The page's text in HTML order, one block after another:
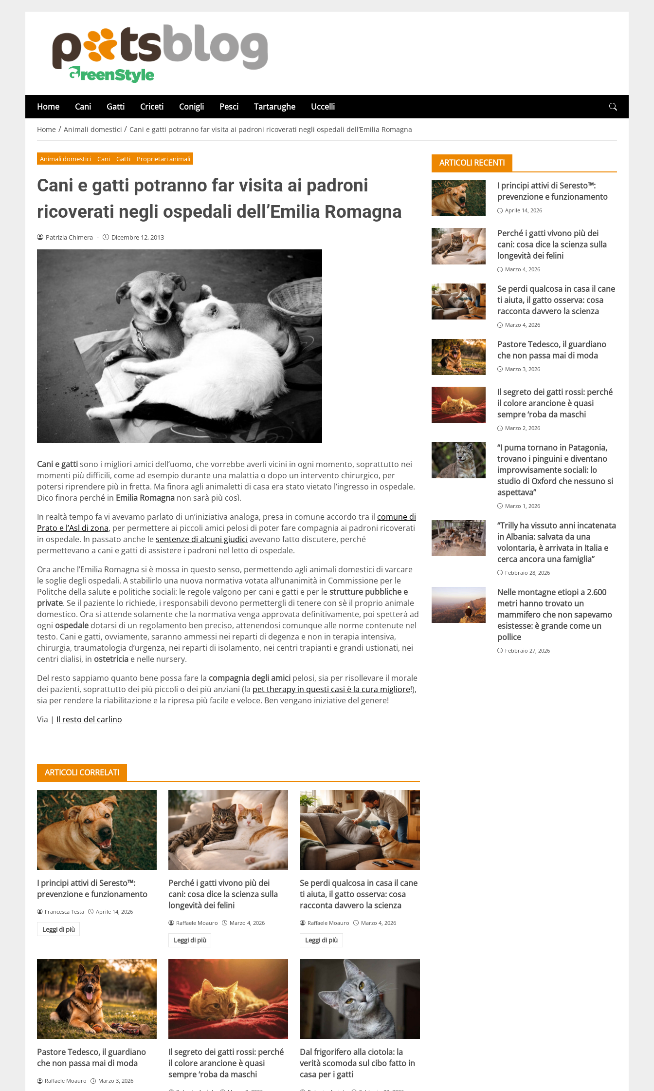
Home Cani Gatti Criceti Conigli Pesci Tartarughe Uccelli
Home / Animali domestici / Cani e gatti potranno far visita ai padroni ricoverati negli ospedali dell’Emilia Romagna
Animali domestici Cani Gatti Proprietari animali
Cani e gatti potranno far visita ai padroni
ricoverati negli ospedali dell’Emilia Romagna
Patrizia Chimera - Dicembre 12, 2013
Cani e gattisono i migliori amici dell’uomo, che vorrebbe averli vicini in ogni momento, soprattutto nei
momenti più difficili, come ad esempio durante una malattia o dopo un intervento chirurgico, per
potersi riprendere più in fretta. Ma finora agli animaletti di casa era stato vietato l’ingresso in ospedale.
Dico finora perché in Emilia Romagna non sarà più così.
In realtà tempo fa vi avevamo parlato di un’iniziativa analoga, presa in comune accordo tra il comune di
Prato e l’Asl di zona, per permettere ai piccoli amici pelosi di poter fare compagnia ai padroni ricoverati
in ospedale. In passato anche lesentenze di alcuni giudici avevano fatto discutere, perché
permettevano a cani e gatti di assistere i padroni nel letto di ospedale.
Ora anche l’Emilia Romagna si è mossa in questo senso, permettendo agli animali domestici di varcare
le soglie degli ospedali. A stabilirlo una nuova normativa votata all’unanimità in Commissione per le
Politche della salute e politiche sociali: le regole valgono per cani e gatti e per lestrutture pubbliche e
private. Se il paziente lo richiede, i responsabili devono permettergli di tenere con sè il proprio animale
domestico. Ora si attende solamente che la normativa venga approvata definitivamente, poi spetterà ad
ogni ospedale dotarsi di un regolamento ben preciso, attenendosi comunque alle norme contenute nel
testo. Cani e gatti, ovviamente, saranno ammessi nei reparti di degenza e non in terapia intensiva,
chirurgia, traumatologia d’urgenza, nei reparti di isolamento, nei centri trapianti e grandi ustionati, nei
centri dialisi, in ostetricia e nelle nursery.
Del resto sappiamo quanto bene possa fare la compagnia degli amici pelosi, sia per risollevare il morale
dei pazienti, soprattutto dei più piccoli o dei più anziani (la pet therapy in questi casi è la cura migliore!),
sia per rendere la riabilitazione e la ripresa più facile e veloce. Ben vengano iniziative del genere!
Via | Il resto del carlino
ARTICOLI CORRELATI
I principi attivi di Seresto™:
prevenzione e funzionamento
Francesca Testa Aprile 14, 2026
Leggi di più
Perché i gatti vivono più dei
cani: cosa dice la scienza sulla
longevità dei felini
Raffaele Moauro Marzo 4, 2026
Leggi di più
Se perdi qualcosa in casa il cane
ti aiuta, il gatto osserva: cosa
racconta davvero la scienza
Raffaele Moauro Marzo 4, 2026
Leggi di più
Pastore Tedesco, il guardiano
che non passa mai di moda
Raffaele Moauro Marzo 3, 2026
Il segreto dei gatti rossi: perché
il colore arancione è quasi
sempre ‘roba da maschi
Dal frigorifero alla ciotola: la
verità scomoda sul cibo fatto in
casa per i gatti
ARTICOLI RECENTI
I principi attivi di Seresto™:
prevenzione e funzionamento
Aprile 14, 2026
Perché i gatti vivono più dei
cani: cosa dice la scienza sulla
longevità dei felini
Marzo 4, 2026
Se perdi qualcosa in casa il cane
ti aiuta, il gatto osserva: cosa
racconta davvero la scienza
Marzo 4, 2026
Pastore Tedesco, il guardiano
che non passa mai di moda
Marzo 3, 2026
Il segreto dei gatti rossi: perché
il colore arancione è quasi
sempre ‘roba da maschi
Marzo 2, 2026
“I puma tornano in Patagonia,
trovano i pinguini e diventano
improvvisamente sociali: lo
studio di Oxford che nessuno si
aspettava”
Marzo 1, 2026
“Trilly ha vissuto anni incatenata
in Albania: salvata da una
volontaria, è arrivata in Italia e
cerca ancora una famiglia”
Febbraio 28, 2026
Nelle montagne etiopi a 2.600
metri hanno trovato un
mammifero che non sapevamo
esistesse: è grande come un
pollice
Febbraio 27, 2026